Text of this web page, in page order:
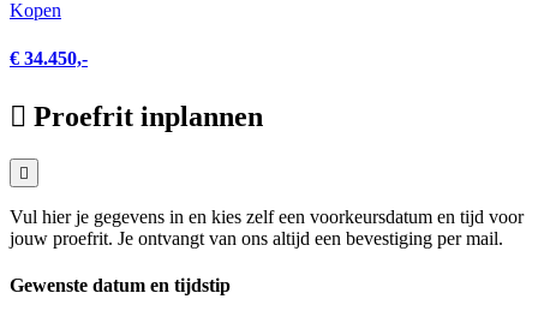
Kopen
€ 34.450,-
Proefrit inplannen
Vul hier je gegevens in en kies zelf een voorkeursdatum en tijd voor
jouw proefrit. Je ontvangt van ons altijd een bevestiging per mail.
Gewenste datum en tijdstip